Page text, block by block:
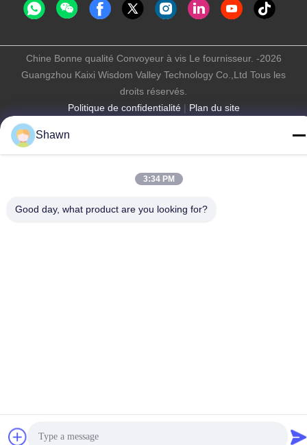
Politique de confidentialité| Plan du site
Chine Bonne qualité Convoyeur à vis Le fournisseur. -2026
Guangzhou Kaixi Wisdom Valley Technology Co.,Ltd Tous les
droits réservés.
Shawn
3:34 PM
Good day, what product are you looking for?